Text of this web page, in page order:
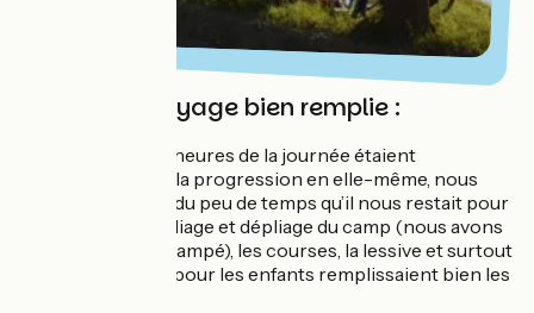
Une vie de voyage bien remplie :
Bien que seules 4 heures de la journée étaient
nécessaires pour la progression en elle-même, nous
avons été surpris du peu de temps qu’il nous restait pour
ne rien faire… Le pliage et dépliage du camp (nous avons
majoritairement campé), les courses, la lessive et surtout
les pauses glaces pour les enfants remplissaient bien les